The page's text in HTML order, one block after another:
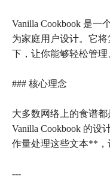
Vanilla Cookbook 是一
为家庭用户设计。它
下，让你能够轻松管理
### 核心理念
大多数网络上的食谱都
Vanilla Cookbook 的
作量处理这些文本**，
---